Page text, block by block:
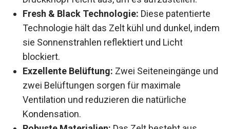
Druckknopf reicht aus, um es aufzustellen.
Fresh & Black Technologie: Diese patentierte
Technologie hält das Zelt kühl und dunkel,
indem sie Sonnenstrahlen reflektiert und Licht
blockiert.
Exzellente Belüftung: Zwei Seiteneingänge
und zwei Belüftungen sorgen für maximale
Ventilation und reduzieren die natürliche
Kondensation.